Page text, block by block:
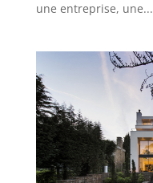
une entreprise, une...